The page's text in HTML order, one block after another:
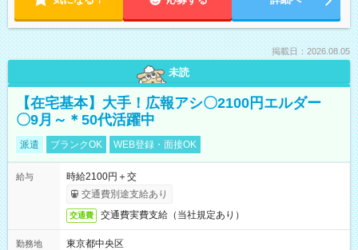
掲載日：2026.08.05
未読
【在宅基本】大手！広報アシ〇2100円エルダー
〇9月～＊50代活躍中
派遣 ブランクOK WEB登録・面接OK
給与
時給2100円＋交
交通費別途支給あり
交通費 交通費実費支給（当社規定あり）
勤務地
東京都中央区